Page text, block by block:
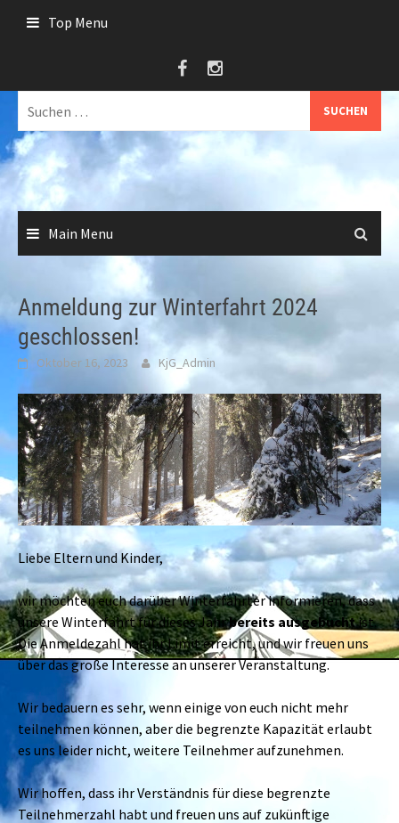
Top Menu
nach:
Main Menu
Anmeldung zur Winterfahrt 2024
geschlossen!
Oktober 16, 2023 KjG_Admin
Liebe Eltern und Kinder,
wir möchten euch darüber Winterfahrter informieren, dass
unsere Winterfahrt für dieses Jahrbereits ausgebuchtist.
Die Anmeldezahl hat ihr Limit erreicht, und wir freuen uns
über das große Interesse an unserer Veranstaltung.
Wir bedauern es sehr, wenn einige von euch nicht mehr
teilnehmen können, aber die begrenzte Kapazität erlaubt
es uns leider nicht, weitere Teilnehmer aufzunehmen.
Wir hoffen, dass ihr Verständnis für diese begrenzte
Teilnehmerzahl habt und freuen uns auf zukünftige